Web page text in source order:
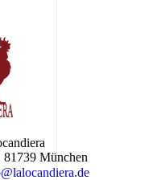
81739 München